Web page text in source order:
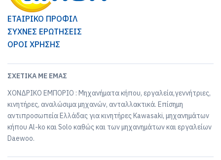
ΕΤΑΙΡΙΚΟ ΠΡΟΦΙΛ
ΣΥΧΝΕΣ ΕΡΩΤΗΣΕΙΣ
ΟΡΟΙ ΧΡΗΣΗΣ
ΣΧΕΤΙΚΆ ΜΕ ΕΜΆΣ
ΧΟΝΔΡΙΚΟ ΕΜΠΟΡΙΟ : Μηχανήματα κήπου, εργαλεία,γεννήτριες,
κινητήρες, αναλώσιμα μηχανών, ανταλλακτικά. Επίσημη
αντιπροσωπεία Ελλάδας για κινητήρες Kawasaki, μηχανημάτων
κήπου Al-ko και Solo καθώς και των μηχανημάτων και εργαλείων
Daewoo.